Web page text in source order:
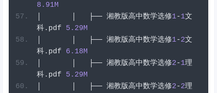
8.91M
├── 湘教版高中数学选修1-1文
科. pdf 5.29M
├── 湘教版高中数学选修1-2文
科. pdf 6.18M
├── 湘教版高中数学选修2-1理
科. pdf 5.29M
├── 湘教版高中数学选修2-2理